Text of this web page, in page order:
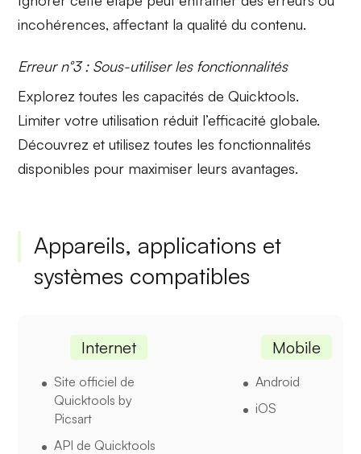
incohérences, affectant la qualité du contenu.
Erreur n°3 : Sous-utiliser les fonctionnalités
Explorez toutes les capacités de Quicktools.
Limiter votre utilisation réduit l’efficacité globale.
Découvrez et utilisez toutes les fonctionnalités
disponibles pour maximiser leurs avantages.
Appareils, applications et
systèmes compatibles
Internet
Site officiel de
Quicktools by
Picsart
API de Quicktools
Mobile
Android
iOS